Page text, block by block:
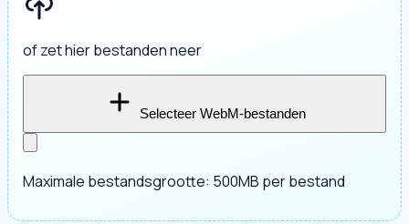
of zet hier bestanden neer
Selecteer WebM-bestanden
Maximale bestandsgrootte: 500MB per bestand